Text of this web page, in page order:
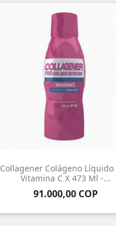
Collagener Colágeno Líquido
Vitamina C X 473 Ml -...
Precio
91.000,00 COP